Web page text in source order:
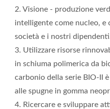
2. Visione - produzione
intelligente come nucleo,
società e i nostri
3. Utilizzare risorse
in schiuma polimerica da
carbonio della serie BIO-II
alle spugne in gomma
4. Ricercare e sviluppare